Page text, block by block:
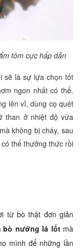
tôm cực hấp dẫn
sẽ là sự lựa chọn tốt
ngon nhất có thể.
lên vỉ, dùng cọ quét
than ở nhiệt độ vừa
không bị cháy, sau
thể thưởng thức rồi
từ bò thật đơn giản
bò nướng lá lốt mà
mình để những lần